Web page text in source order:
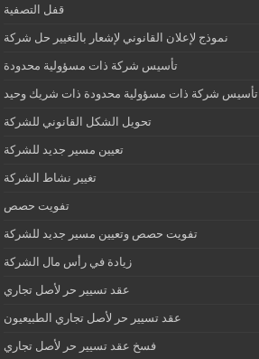
قفل التصفية
نموذج لإعلان القانوني لإشعار بالتغيير حل شركة
تأسيس شركة ذات مسؤولية محدودة
تأسيس شركة ذات مسؤولية محدودة ذات شريك وحيد
تحويل الشكل القانوني للشركة
تعيين مسير جديد للشركة
تغيير نشاط الشركة
تفويت حصص
تفويت حصص وتعيين مسير جديد للشركة
زيادة في رأس مال الشركة
عقد تسيير حر لأصل تجاري
عقد تسيير حر لأصل تجاري الطبيعيون
فسخ عقد تسيير حر لأصل تجاري